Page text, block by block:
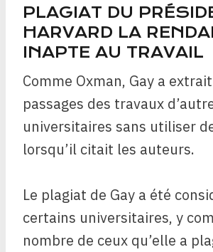
PLAGIAT DU
HARVARD LA
INAPTE AU TRAVAIL
Comme Oxman, Gay a
passages des travaux
universitaires sans utiliser
lorsqu’il citait les auteurs.
Le plagiat de Gay a été
certains universitaires, y
nombre de ceux qu’elle a